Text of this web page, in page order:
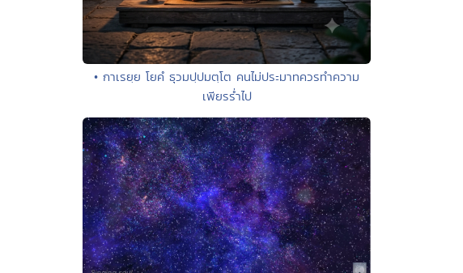
• กาเรยฺย โยคํ ธุวมปฺปมตฺโต คนไม่ประมาทควรทำความ
เพียรร่ำไป